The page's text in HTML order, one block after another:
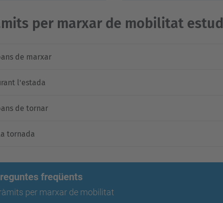
per marxar de mobilitat
de marxar
l'estada
de tornar
tornada
freqüents
per marxar de mobilitat